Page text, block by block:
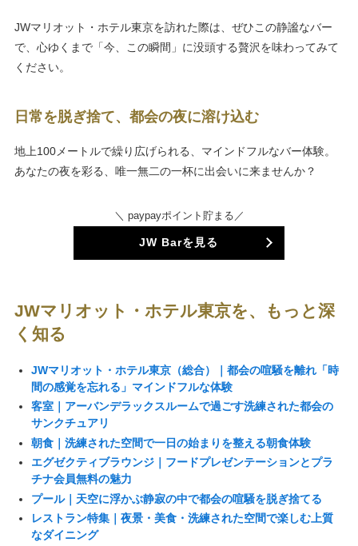
JWマリオット・ホテル東京を訪れた際は、ぜひこの静謐なバー
で、心ゆくまで「今、この瞬間」に没頭する贅沢を味わってみて
ください。
日常を脱ぎ捨て、都会の夜に溶け込む
地上100メートルで繰り広げられる、マインドフルなバー体験。
あなたの夜を彩る、唯一無二の一杯に出会いに来ませんか？
＼ paypayポイント貯まる／
JW Barを見る
JWマリオット・ホテル東京を、もっと深
く知る
JWマリオット・ホテル東京（総合）｜都会の喧騒を離れ「時
間の感覚を忘れる」マインドフルな体験
客室｜アーバンデラックスルームで過ごす洗練された都会の
サンクチュアリ
朝食｜洗練された空間で一日の始まりを整える朝食体験
エグゼクティブラウンジ｜フードプレゼンテーションとプラ
チナ会員無料の魅力
プール｜天空に浮かぶ静寂の中で都会の喧騒を脱ぎ捨てる
レストラン特集｜夜景・美食・洗練された空間で楽しむ上質
なダイニング